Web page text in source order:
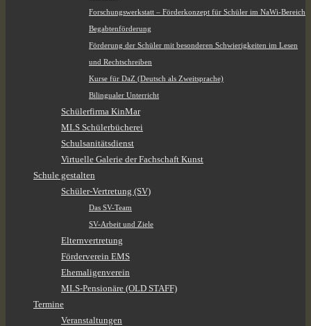
Forschungswerkstatt – Förderkonzept für Schüler im NaWi-Bereich
Begabtenförderung
Förderung der Schüler mit besonderen Schwierigkeiten im Lesen
und Rechtschreiben
Kurse für DaZ (Deutsch als Zweitsprache)
Bilingualer Unterricht
Schülerfirma KinMar
MLS Schülerbücherei
Schulsanitätsdienst
Virtuelle Galerie der Fachschaft Kunst
Schule gestalten
Schüler-Vertretung (SV)
Das SV-Team
SV-Arbeit und Ziele
Elternvertretung
Förderverein EMS
Ehemaligenverein
MLS-Pensionäre (OLD STAFF)
Termine
Veranstaltungen